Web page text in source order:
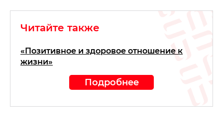
Читайте также
«Позитивное и здоровое отношение к
жизни»
Подробнее